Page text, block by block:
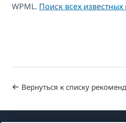
WPML. Поиск всех
Вернуться к списку